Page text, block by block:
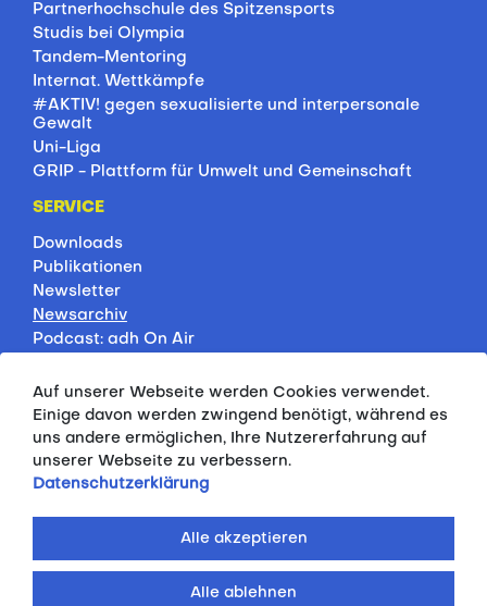
Partnerhochschule des Spitzensports
Studis bei Olympia
Tandem-Mentoring
Internat. Wettkämpfe
#AKTIV! gegen sexualisierte und interpersonale
Gewalt
Uni-Liga
GRIP - Plattform für Umwelt und Gemeinschaft
SERVICE
Downloads
Publikationen
Newsletter
Newsarchiv
Podcast: adh On Air
Rankings
Servicepartner
HSP-Onlinekurse
PRESSE
Auf unserer Webseite werden Cookies verwendet.
Einige davon werden zwingend benötigt, während es
uns andere ermöglichen, Ihre Nutzererfahrung auf
unserer Webseite zu verbessern.
Datenschutzerklärung
Alle ablehnen
Alle akzeptieren